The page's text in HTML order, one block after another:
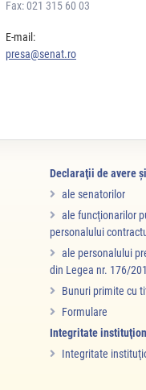
Fax: 021 315 60 03
E-mail:
presa@senat.ro
Declaraţii de avere
ale senatorilor
ale funcţionarilor
personalului
ale personalului
din Legea nr. 176/
Bunuri primite cu
Formulare
Integritate
Integritate